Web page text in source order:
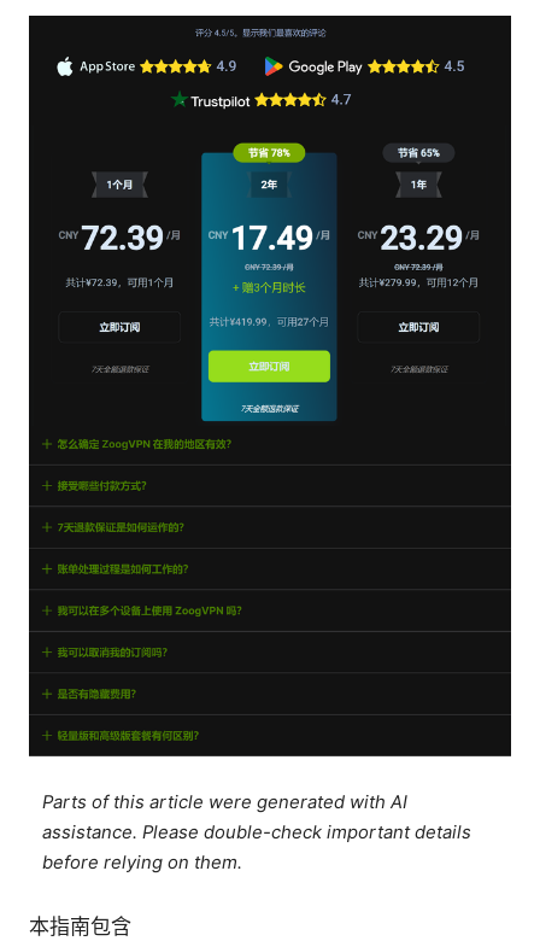
Parts of this article were generated with AI
assistance. Please double-check important details
before relying on them.
本指南包含